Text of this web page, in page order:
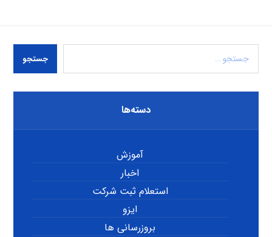
جستجو
دسته‌ها
آموزش
اخبار
استعلام ثبت شرکت
ایزو
بروزرسانی ها